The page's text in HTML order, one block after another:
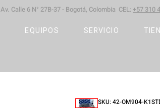
Av. Calle 6 N° 27B-37 - Bogotá, Colombia CEL: +57 310
EQUIPOS SERVICIO
SKU: 42-OM904-